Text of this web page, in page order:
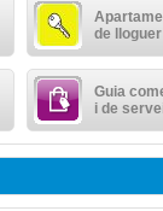
de lloguer
Guia
i de